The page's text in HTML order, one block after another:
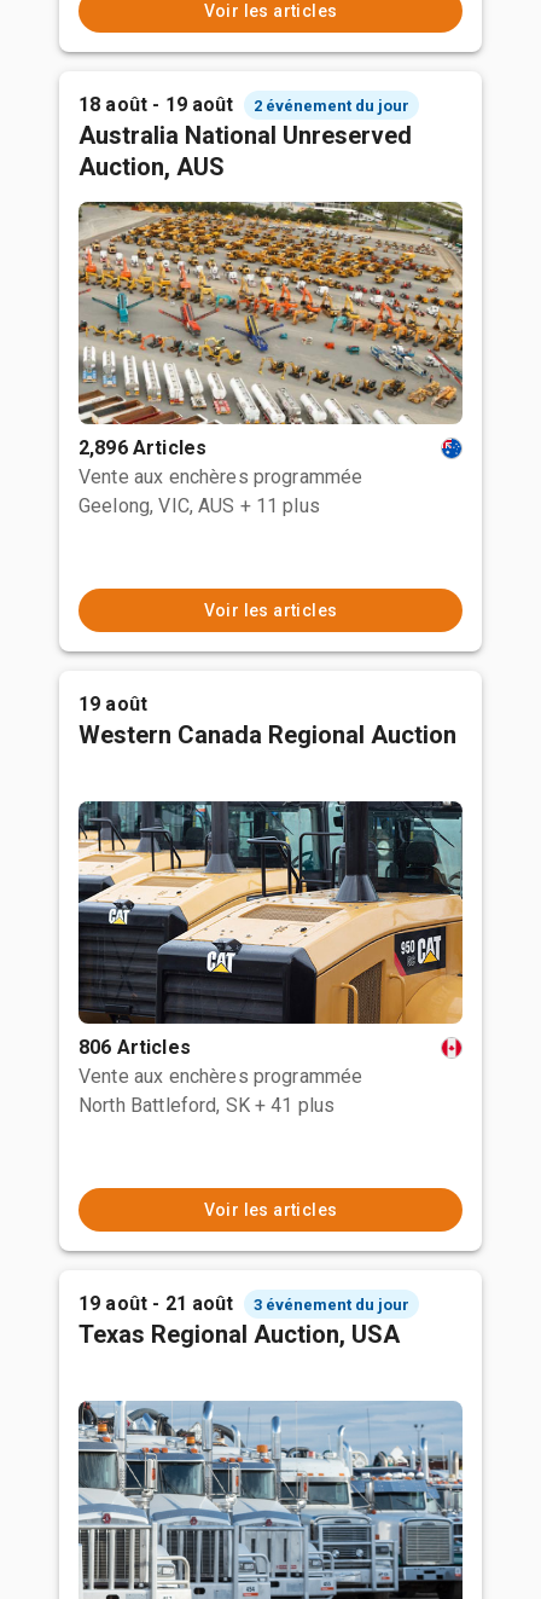
Voir les articles
18 août - 19 août 2 événement du jour
Australia National Unreserved
Auction, AUS
2,896 Articles
Vente aux enchères programmée
Geelong, VIC, AUS + 11 plus
Voir les articles
19 août
Western Canada Regional Auction
806 Articles
Vente aux enchères programmée
North Battleford, SK + 41 plus
Voir les articles
19 août - 21 août 3 événement du jour
Texas Regional Auction, USA